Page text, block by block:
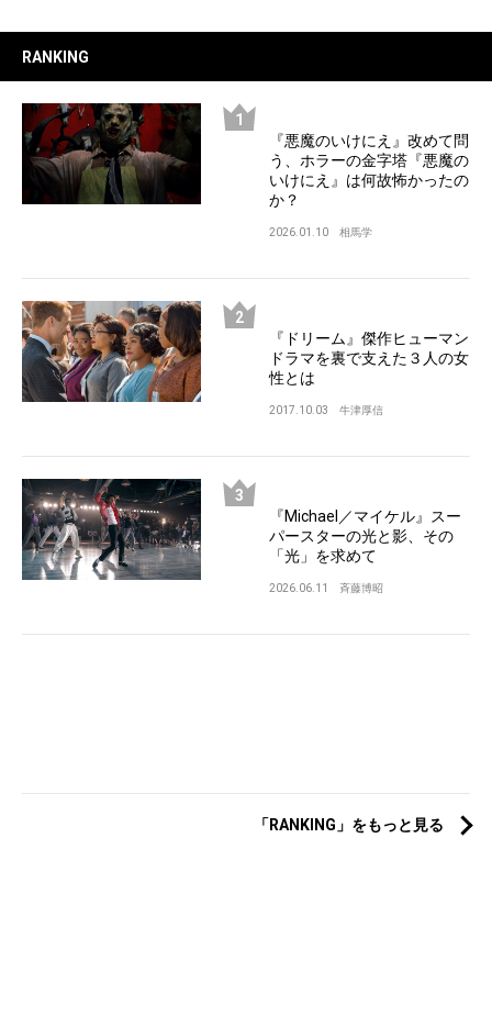
RANKING
『悪魔のいけにえ』改めて問
う、ホラーの金字塔『悪魔の
いけにえ』は何故怖かったの
か？
2026.01.10 相馬学
『ドリーム』傑作ヒューマン
ドラマを裏で支えた３人の女
性とは
2017.10.03 牛津厚信
『Michael／マイケル』スー
パースターの光と影、その
「光」を求めて
2026.06.11 斉藤博昭
「RANKING」をもっと見る